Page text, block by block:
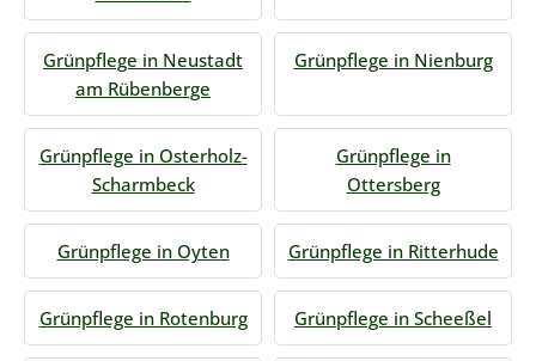
Grünpflege in Neustadt
am Rübenberge
Grünpflege in Nienburg
Grünpflege in Osterholz-
Scharmbeck
Grünpflege in
Ottersberg
Grünpflege in Oyten Grünpflege in Ritterhude
Grünpflege in Rotenburg Grünpflege in Scheeßel